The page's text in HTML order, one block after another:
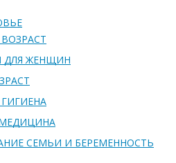
ЖЕНЩИН
СЕМЬИ И БЕРЕМЕННОСТЬ